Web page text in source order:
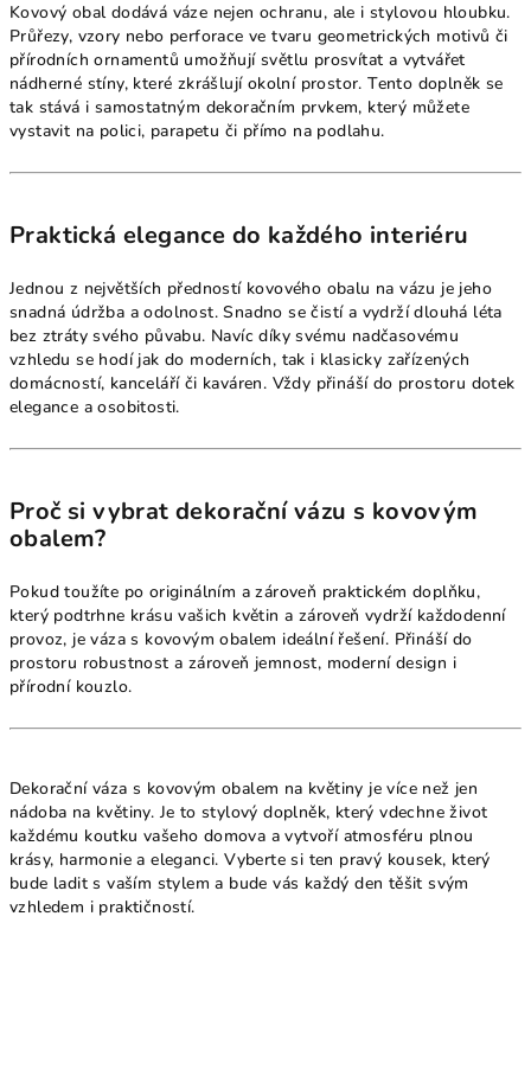
Kovový obal dodává váze nejen ochranu, ale i stylovou hloubku.
Průřezy, vzory nebo perforace ve tvaru geometrických motivů či
přírodních ornamentů umožňují světlu prosvítat a vytvářet
nádherné stíny, které zkrášlují okolní prostor. Tento doplněk se
tak stává i samostatným dekoračním prvkem, který můžete
vystavit na polici, parapetu či přímo na podlahu.
Praktická elegance do každého interiéru
Jednou z největších předností kovového obalu na vázu je jeho
snadná údržba a odolnost. Snadno se čistí a vydrží dlouhá léta
bez ztráty svého půvabu. Navíc díky svému nadčasovému
vzhledu se hodí jak do moderních, tak i klasicky zařízených
domácností, kanceláří či kaváren. Vždy přináší do prostoru dotek
elegance a osobitosti.
Proč si vybrat dekorační vázu s kovovým
obalem?
Pokud toužíte po originálním a zároveň praktickém doplňku,
který podtrhne krásu vašich květin a zároveň vydrží každodenní
provoz, je váza s kovovým obalem ideální řešení. Přináší do
prostoru robustnost a zároveň jemnost, moderní design i
přírodní kouzlo.
Dekorační váza s kovovým obalem na květiny je více než jen
nádoba na květiny. Je to stylový doplněk, který vdechne život
každému koutku vašeho domova a vytvoří atmosféru plnou
krásy, harmonie a eleganci. Vyberte si ten pravý kousek, který
bude ladit s vaším stylem a bude vás každý den těšit svým
vzhledem i praktičností.